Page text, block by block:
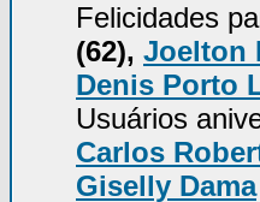
Felicidades
(62), Joelton
Denis Porto
Usuários
Carlos
Giselly Dama